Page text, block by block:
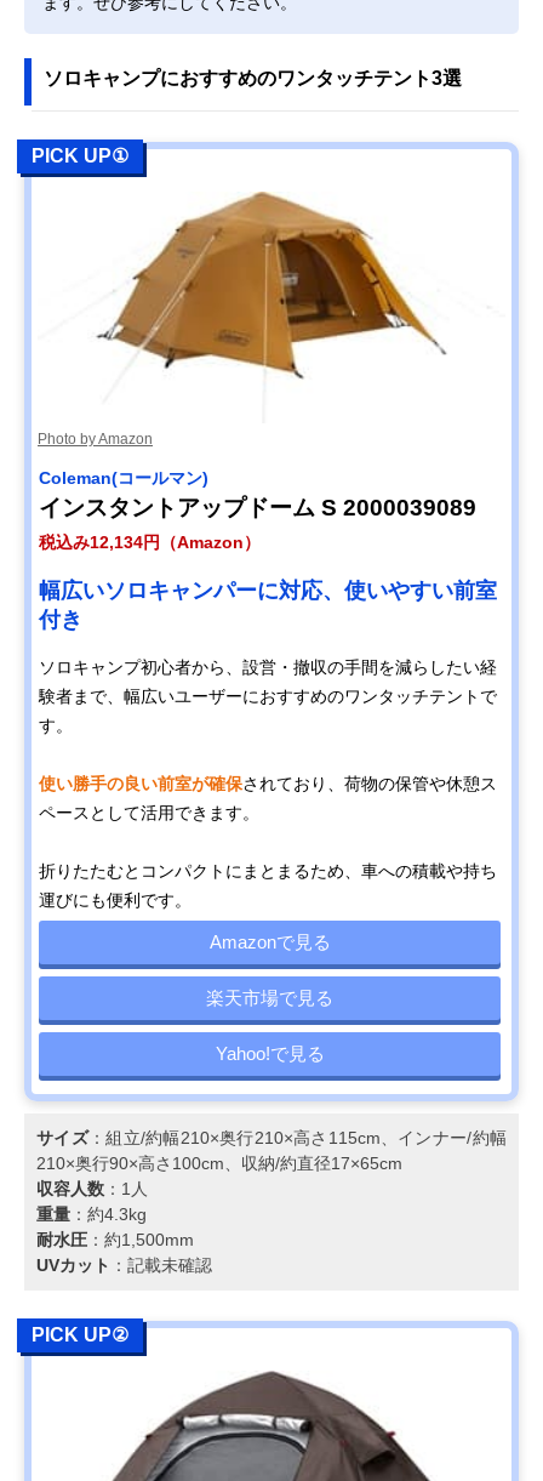
ソロキャンプにおすすめのワンタッチテント3選
PICK UP①
Photo by Amazon
Coleman(コールマン)
インスタントアップドーム S 2000039089
税込み12,134円（Amazon）
幅広いソロキャンパーに対応、使いやすい前室
付き
ソロキャンプ初心者から、設営・撤収の手間を減らしたい経
験者まで、幅広いユーザーにおすすめのワンタッチテントで
す。
使い勝手の良い前室が確保されており、荷物の保管や休憩ス
ペースとして活用できます。
折りたたむとコンパクトにまとまるため、車への積載や持ち
運びにも便利です。
Amazonで見る
楽天市場で見る
Yahoo!で見る
サイズ：組立/約幅210×奥行210×高さ115cm、インナー/約幅
210×奥行90×高さ100cm、収納/約直径17×65cm
収容人数 ：1人
重量 ：約4.3kg
耐水圧 ：約1,500mm
UVカット ：記載未確認
PICK UP②